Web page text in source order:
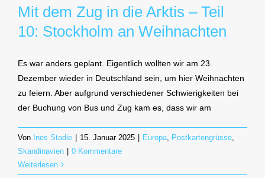
Mit dem Zug in die Arktis – Teil
10: Stockholm an Weihnachten
Es war anders geplant. Eigentlich wollten wir am 23.
Dezember wieder in Deutschland sein, um hier Weihnachten
zu feiern. Aber aufgrund verschiedener Schwierigkeiten bei
der Buchung von Bus und Zug kam es, dass wir am
Von Ines Stadie | 15. Januar 2025 | Europa Postkartengrüsse
Skandinavien | 0 Kommentare
Weiterlesen